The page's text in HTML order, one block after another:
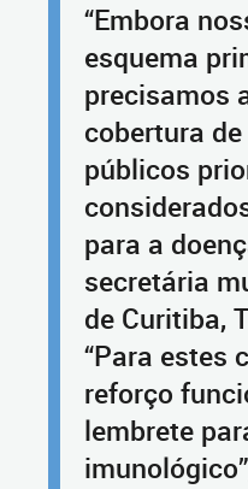
“Embora
esquema
precisamos
cobertura
públicos
para a
secretária
de Curitiba,
“Para estes
reforço
lembrete